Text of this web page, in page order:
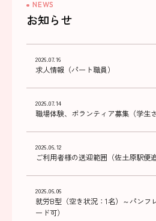
NEWS
お知らせ
2026.07.16
求人情報（パート職員）
2026.07.14
職場体験、ボランティア募集（学生さ
2026.06.12
ご利用者様の送迎範囲（佐土原駅便
2026.06.06
就労B型（空き状況：1名）～パンフ
ード可）